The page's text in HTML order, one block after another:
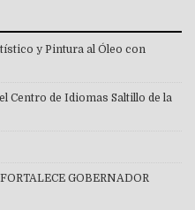
y Pintura al Óleo con
Centro de Idiomas Saltillo de la
GOBERNADOR